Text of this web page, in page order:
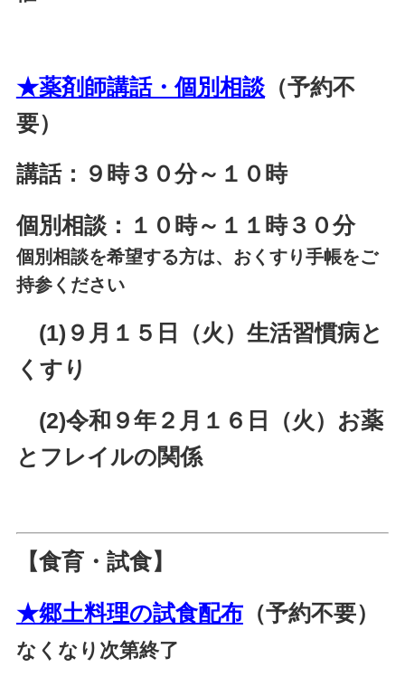
★薬剤師講話・個別相談（予約不
要）
講話：９時３０分～１０時
個別相談：１０時～１１時３０分
個別相談を希望する方は、おくすり手帳をご
持参ください
(1)９ 月１５日（火）生活習慣病と
くすり
(2)令和９年２月１６日（火）お薬
とフレイルの関係
【食育・試食】
★郷土料理の試食配布（予約不要）
なくなり次第終了